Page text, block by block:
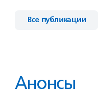
Все публикации
Анонсы